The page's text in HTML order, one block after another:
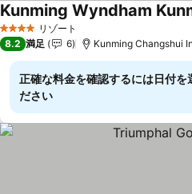
4 ホテルのランク
リゾート
Kunming Wyndham
8.2 満足 6 Kunming Changshui
正確な料金を確認するには日付を
ださい